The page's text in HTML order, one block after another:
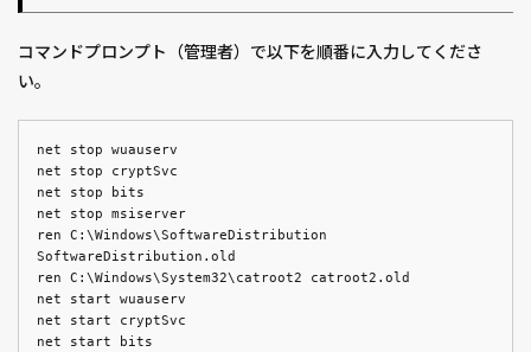
コマンドプロンプト（管理者）で以下を順番に入力してくださ
い。
net stop wuauserv
net stop cryptSvc
net stop bits
net stop msiserver
ren C:\Windows\SoftwareDistribution
SoftwareDistribution.old
ren C:\Windows\System32\catroot2 catroot2.old
net start wuauserv
net start cryptSvc
net start bits